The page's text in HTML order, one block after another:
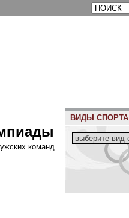
команд
ВИДЫ СПОРТА